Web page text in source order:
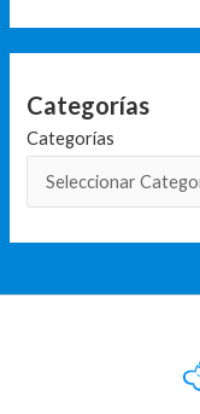
Categorías
Categorías